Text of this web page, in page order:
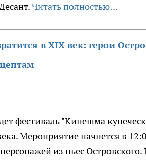
Читать полностью...
в XIX век: герои
фестиваль "Кинешма
Мероприятие начнется в
из пьес